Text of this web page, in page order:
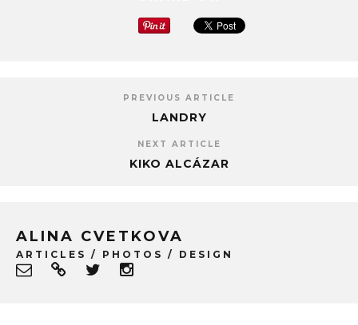
PREVIOUS ARTICLE
LANDRY
NEXT ARTICLE
KIKO ALCÁZAR
ALINA CVETKOVA
ARTICLES / PHOTOS / DESIGN